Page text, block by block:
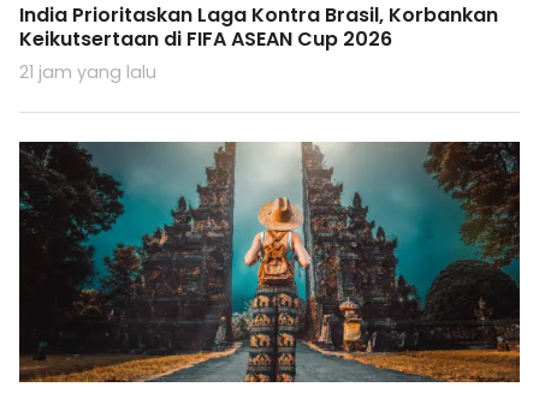
India Prioritaskan Laga Kontra Brasil, Korbankan
Keikutsertaan di FIFA ASEAN Cup 2026
21 jam yang lalu